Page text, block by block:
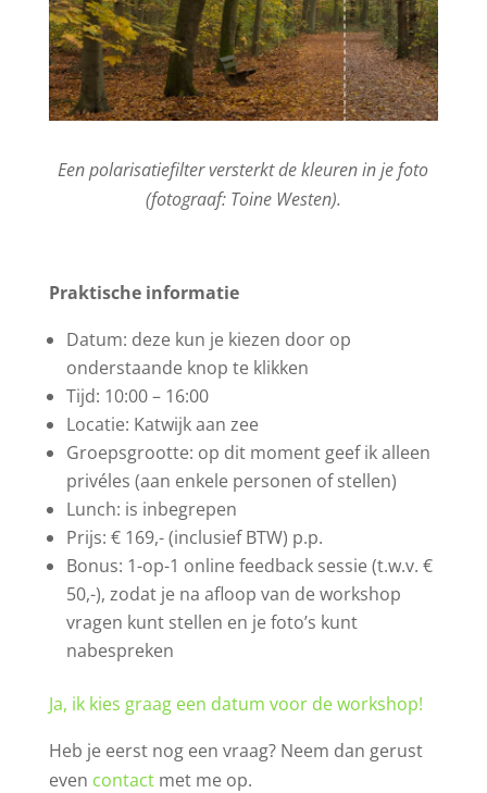
Een polarisatiefilter versterkt de kleuren in je foto
(fotograaf: Toine Westen).
Praktische informatie
Datum: deze kun je kiezen door op
onderstaande knop te klikken
Tijd: 10:00 – 16:00
Locatie: Katwijk aan zee
Groepsgrootte: op dit moment geef ik alleen
privéles (aan enkele personen of stellen)
Lunch: is inbegrepen
Prijs: € 169,- (inclusief BTW) p.p.
Bonus: 1-op-1 online feedback sessie (t.w.v. €
50,-), zodat je na afloop van de workshop
vragen kunt stellen en je foto’s kunt
nabespreken
Ja, ik kies graag een datum voor de workshop!
Heb je eerst nog een vraag? Neem dan gerust
even contactmet me op.